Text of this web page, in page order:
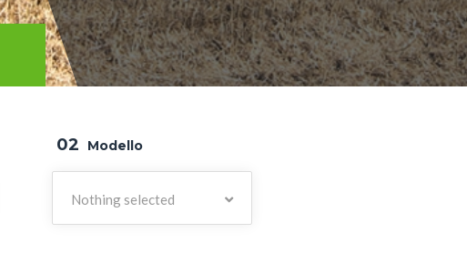
02 Modello
Nothing selected